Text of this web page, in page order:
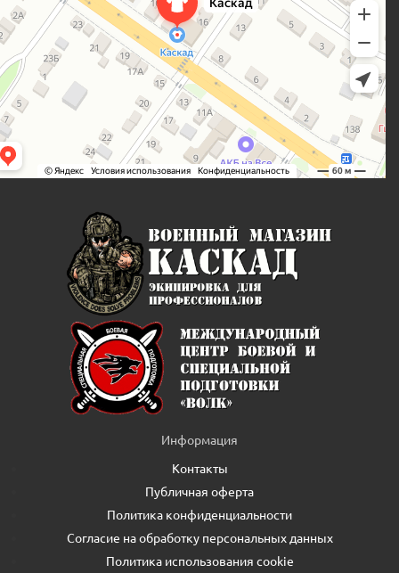
Информация
Контакты
Публичная оферта
Политика конфиденциальности
Согласие на обработку персональных данных
Политика использования cookie